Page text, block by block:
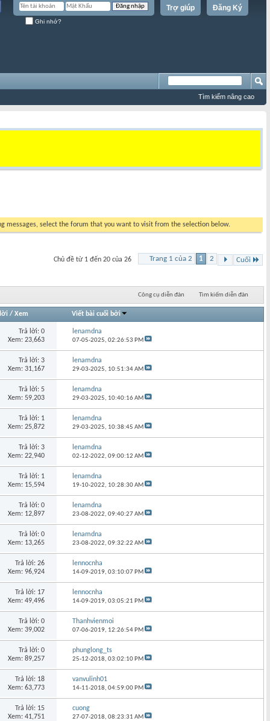
Đăng Ký
Trợ giúp
Ghi nhớ?
Tìm kiếm nâng cao
messages, select the forum that you want to visit from the selection below.
Trang 1 của 2 1 2 Cuối
Chủ đề từ 1 đến 20 của 26
Công cụ diễn đàn Tìm kiếm diễn đàn
/ Xem Viết bài cuối bởi
Trả lời: 0
Xem: 23,663
lenamdna
07-05-2025,02:26:53 PM
Trả lời: 3
Xem: 31,167
lenamdna
29-03-2025, 10:51:34 AM
Trả lời: 5
Xem: 59,203
lenamdna
29-03-2025, 10:40:16 AM
Trả lời: 1
Xem: 25,872
lenamdna
29-03-2025, 10:38:45 AM
Trả lời: 3
Xem: 22,940
lenamdna
02-12-2022,09:00:12 AM
Trả lời: 1
Xem: 15,594
lenamdna
19-10-2022, 10:28:30 AM
Trả lời: 0
Xem: 12,897
lenamdna
23-08-2022,09:40:27 AM
Trả lời: 0
Xem: 13,265
lenamdna
23-08-2022,09:32:22 AM
Trả lời: 26
Xem: 96,924
lennocnha
14-09-2019,03:10:07 PM
Trả lời: 17
Xem: 49,496
lennocnha
14-09-2019,03:05:21 PM
Trả lời: 0
Xem: 39,002
Thanhvienmoi
07-06-2019, 12:26:54 PM
Trả lời: 0
Xem: 89,257
phunglong_ts
25-12-2018,03:02:10 PM
Trả lời: 18
Xem: 63,773
vanvulinh01
14-11-2018,04:59:00 PM
Trả lời: 15
Xem: 41,751
cuong
27-07-2018,08:23:31 AM